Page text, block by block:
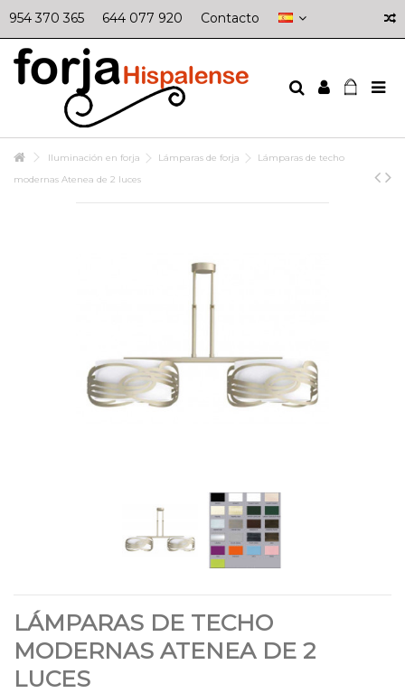
954 370 365 644 077 920 Contacto
Iluminación en forja Lámparas de forja
Lámparas de techo
modernas Atenea de 2 luces
LÁMPARAS DE TECHO
MODERNAS ATENEA DE 2
LUCES